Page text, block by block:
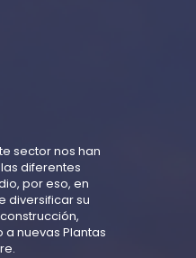
sector nos han
diferentes
por eso, en
diversificar su
nuevas Plantas